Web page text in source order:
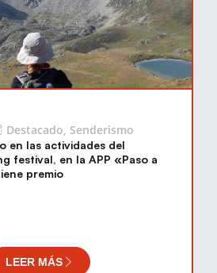
Destacado, Senderismo
en las actividades del
festival, en la APP «Paso a
premio
LEER MÁS